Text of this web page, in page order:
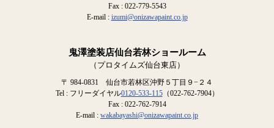
Fax : 022-779-5543
E-mail : izumi@onizawapaint.co.jp
鬼澤塗装店仙台若林ショールーム
（プロタイムズ仙台東店）
〒 984-0831 仙台市若林区沖野５丁目９−２４
Tel : フリーダイヤル0120-533-115（022-762-7904）
Fax : 022-762-7914
E-mail : wakabayashi@onizawapaint.co.jp